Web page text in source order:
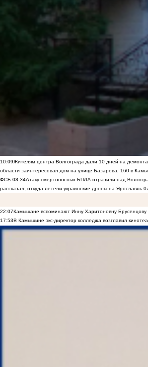
10:09Жителям центра Волгограда дали 10 дней на
области заинтересовал дом на улице Базарова, 160 в
ФСБ 08:34Атаку смертоносных БПЛА отразили над
рассказал, откуда летели украинские дроны на Ярославль
22:07Камышане вспоминают Инну Харитоновну Брусенцову
17:53В Камышине экс-директор колледжа возглавил